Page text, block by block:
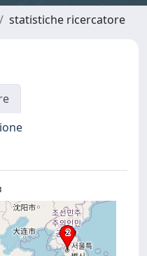
statistiche ricercatore